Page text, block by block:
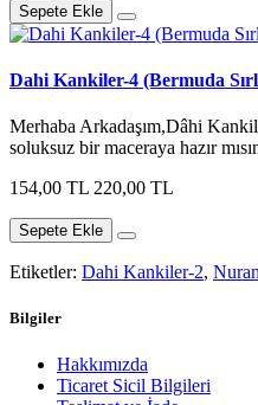
Sepete Ekle
Dahi Kankiler-4 (Bermuda
Merhaba Arkadaşım,Dâhi
soluksuz bir maceraya hazır
154,00 TL 220,00 TL
Sepete Ekle
Etiketler: Dahi Kankiler-2,
Bilgiler
Hakkımızda
Ticaret Sicil Bilgileri